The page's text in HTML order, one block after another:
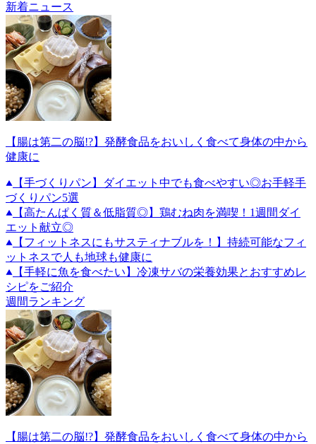
新着ニュース
【腸は第二の脳!?】発酵食品をおいしく食べて身体の中から
健康に
【手づくりパン】ダイエット中でも食べやすい◎お手軽手
づくりパン5選
【高たんぱく質＆低脂質◎】鶏むね肉を満喫！1週間ダイ
エット献立◎
【フィットネスにもサスティナブルを！】持続可能なフィ
ットネスで人も地球も健康に
【手軽に魚を食べたい】冷凍サバの栄養効果とおすすめレ
シピをご紹介
週間ランキング
【腸は第二の脳!?】発酵食品をおいしく食べて身体の中から